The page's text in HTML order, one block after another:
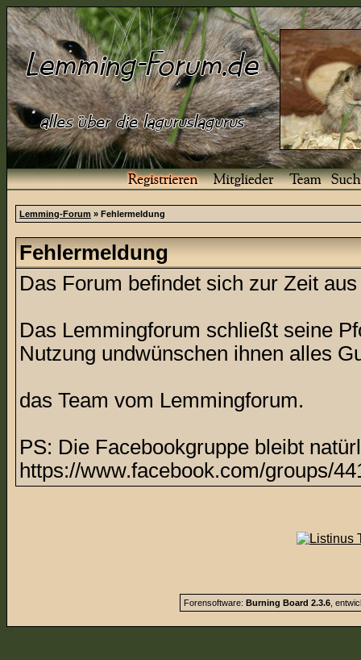
Lemming-Forum » Fehlermeldung
Fehlermeldung
Das Forum befindet sich zur Zeit
Das Lemmingforum schließt seine
Nutzung undwünschen ihnen alles
das Team vom Lemmingforum.
PS: Die Facebookgruppe bleibt
https://www.facebook.com/groups/
Forensoftware: Burning Board 2.3.6,